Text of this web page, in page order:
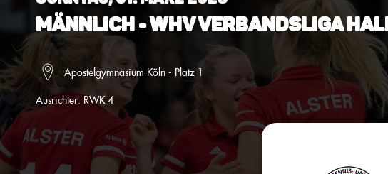
Männlich - WHV Verbandsliga
Apostelgymnasium Köln - Platz 1
Ausrichter: RWK 4